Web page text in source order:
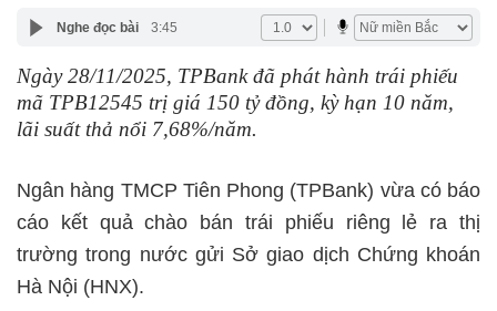
Nghe đọc bài 3:45
Ngày 28/11/2025, TPBank đã phát hành trái phiếu
mã TPB12545 trị giá 150 tỷ đồng, kỳ hạn 10 năm,
lãi suất thả nổi 7,68%/năm.
Ngân hàng TMCP Tiên Phong (TPBank) vừa có báo
cáo kết quả chào bán trái phiếu riêng lẻ ra thị
trường trong nước gửi Sở giao dịch Chứng khoán
Hà Nội (HNX).